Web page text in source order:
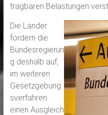
tragbaren Belastungen
Die Länder
fordern die
Bundesregierun
g deshalb auf,
im weiteren
Gesetzgebung
sverfahren
einen Ausgleich